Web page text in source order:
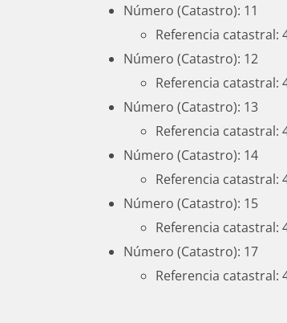
Número (Catastro): 11
Referencia catastral:
Número (Catastro): 12
Referencia catastral:
Número (Catastro): 13
Referencia catastral:
Número (Catastro): 14
Referencia catastral:
Número (Catastro): 15
Referencia catastral:
Número (Catastro): 17
Referencia catastral: